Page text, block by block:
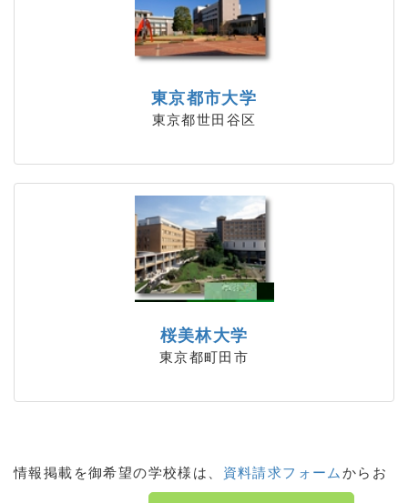
東京都市大学
東京都世田谷区
桜美林大学
東京都町田市
情報掲載を御希望の学校様は、 資料請求フォーム からお